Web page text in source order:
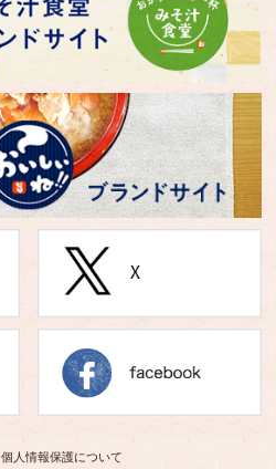
個人情報保護について